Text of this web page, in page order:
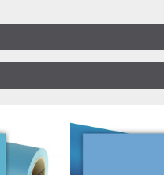
Artikelkod
Inkl. MomsColorama